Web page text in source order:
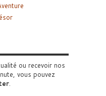
ou recevoir nos
vous pouvez
.